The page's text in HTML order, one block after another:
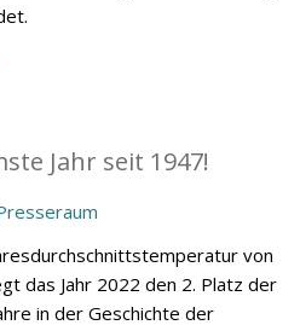
Jahr seit 1947!
von
das Jahr 2022 den 2. Platz der
in der Geschichte der